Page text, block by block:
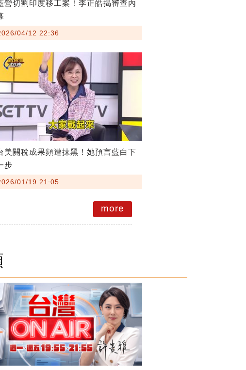
營切割印度移工案！李正皓揭審查內
04/12 22:36
美關稅成果頻遭抹黑！她預言藍白下
步
01/19 21:05
more